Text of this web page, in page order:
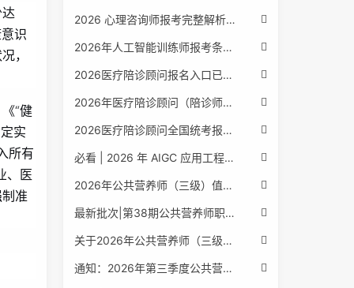
识
，
“健
实
所有
、医
准
2026 心理咨询师报考完整解析｜2017 国考取消后正规报考标准、流程避坑指南
2026年人工智能训练师报考条件与流程：2026年最新官方要求全面解读
2026医疗陪诊顾问报名入口已公布，全国报考条件流程政策全解析
2026年医疗陪诊顾问（陪诊师）招生启动，全国报考指南附报名官网
2026医疗陪诊顾问全国统考报名中，报考条件流程全攻略附报名入口
必看 | 2026 年 AIGC 应用工程师报考核心要点：报名费用、官网可查、行业认可度、补考规则全盘点
2026年公共营养师（三级）值得考吗？报名入口+条件+证书用途
最新批次|第38期公共营养师职业能力评价证书报名培训通知
关于2026年公共营养师（三级、四级）全国统一认定报名的服务通知
通知：2026年第三季度公共营养师四级培训报名安排正式发布